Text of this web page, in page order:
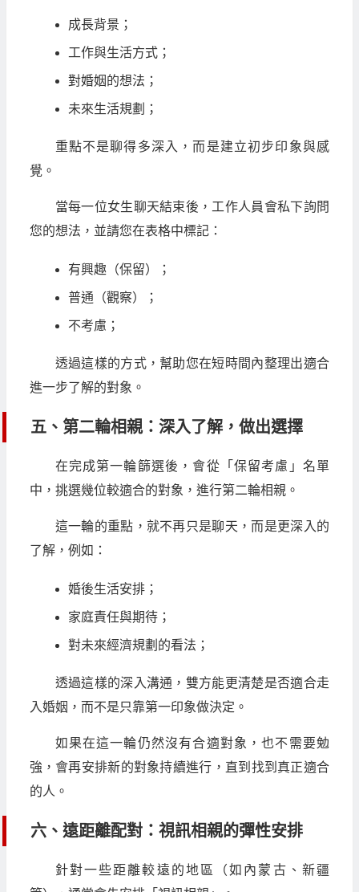
成長背景；
工作與生活方式；
對婚姻的想法；
未來生活規劃；
重點不是聊得多深入，而是建立初步印象與感
覺。
當每一位女生聊天結束後，工作人員會私下詢問
您的想法，並請您在表格中標記：
有興趣（保留）；
普通（觀察）；
不考慮；
透過這樣的方式，幫助您在短時間內整理出適合
進一步了解的對象。
五、第二輪相親：深入了解，做出選擇
在完成第一輪篩選後，會從「保留考慮」名單
中，挑選幾位較適合的對象，進行第二輪相親。
這一輪的重點，就不再只是聊天，而是更深入的
了解，例如：
婚後生活安排；
家庭責任與期待；
對未來經濟規劃的看法；
透過這樣的深入溝通，雙方能更清楚是否適合走
入婚姻，而不是只靠第一印象做決定。
如果在這一輪仍然沒有合適對象，也不需要勉
強，會再安排新的對象持續進行，直到找到真正適合
的人。
六、遠距離配對：視訊相親的彈性安排
針對一些距離較遠的地區（如內蒙古、新疆